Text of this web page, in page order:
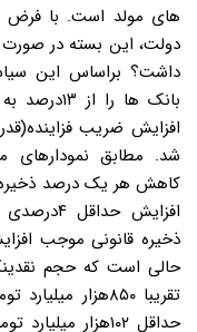
های مولد است. با فرض
دولت، این بسته در
داشت؟ براساس این
افزایش ضریب
شد. مطابق نمودارهای
کاهش هر یک درصد ذخیره
حالی است که حجم
حداقل ۱۰۲هزار